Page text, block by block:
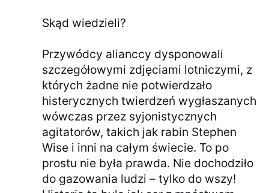
Skąd wiedzieli?
Przywódcy alianccy dysponowali
szczegółowymi zdjęciami lotniczymi, z
których żadne nie potwierdzało
histerycznych twierdzeń wygłaszanych
wówczas przez syjonistycznych
agitatorów, takich jak rabin Stephen
Wise i inni na całym świecie. To po
prostu nie była prawda. Nie dochodziło
do gazowania ludzi – tylko do wszy!